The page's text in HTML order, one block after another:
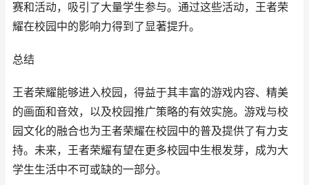
赛和活动，吸引了大量学生参与。通过这些活动，王者荣
耀在校园中的影响力得到了显著提升。
总结
王者荣耀能够进入校园，得益于其丰富的游戏内容、精美
的画面和音效，以及校园推广策略的有效实施。游戏与校
园文化的融合也为王者荣耀在校园中的普及提供了有力支
持。未来，王者荣耀有望在更多校园中生根发芽，成为大
学生生活中不可或缺的一部分。